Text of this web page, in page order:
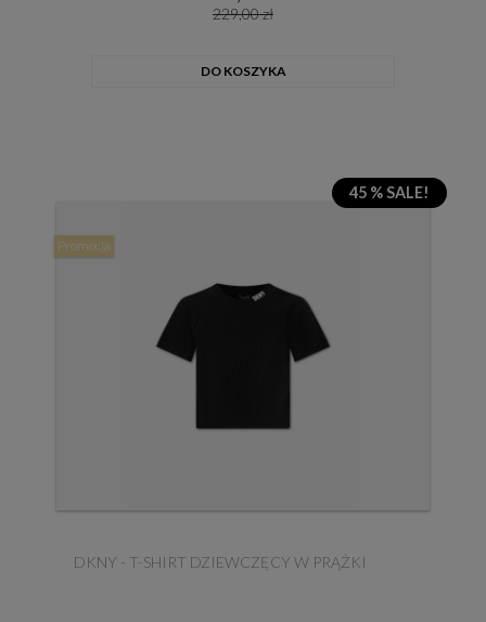
229,00 zł
DO KOSZYKA
45 % SALE!
DKNY - T-SHIRT DZIEWCZĘCY W PRĄŻKI
Promocja